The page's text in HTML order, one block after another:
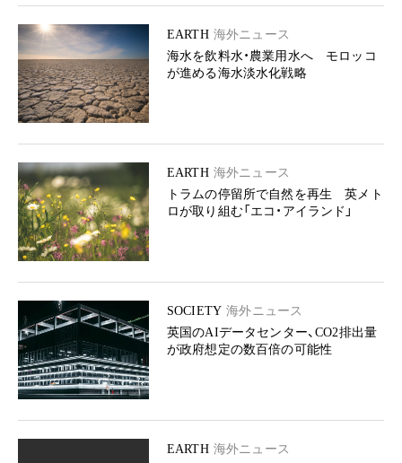
EARTH 海外ニュース
海水を飲料水・農業用水へ モロッコ
が進める海水淡水化戦略
EARTH 海外ニュース
トラムの停留所で自然を再生 英メト
ロが取り組む「エコ・アイランド」
SOCIETY 海外ニュース
英国のAIデータセンター、CO2排出量
が政府想定の数百倍の可能性
EARTH 海外ニュース